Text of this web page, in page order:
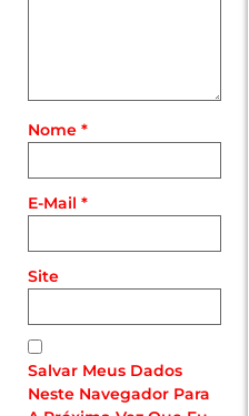
Nome *
E-Mail *
Site
Salvar Meus Dados
Neste Navegador Para